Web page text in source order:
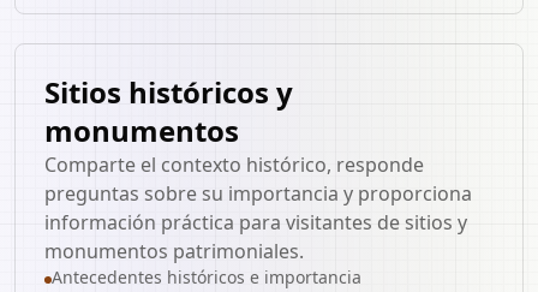
Sitios históricos y
monumentos
Comparte el contexto histórico, responde
preguntas sobre su importancia y proporciona
información práctica para visitantes de sitios y
monumentos patrimoniales.
Antecedentes históricos e importancia